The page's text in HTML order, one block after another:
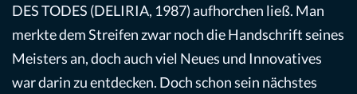
DES TODES (DELIRIA, 1987) aufhorchen ließ. Man
merkte dem Streifen zwar noch die Handschrift seines
Meisters an, doch auch viel Neues und Innovatives
war darin zu entdecken. Doch schon sein nächstes